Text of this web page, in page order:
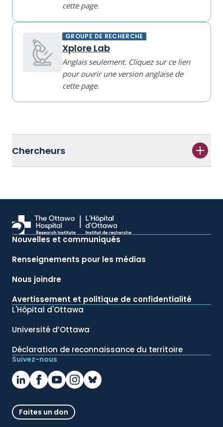
cette page.
GROUPE DE RECHERCHE
Xplore Lab
Anglais seulement. Cliquez sur ce lien
pour ouvrir une version anglaise de
cette page.
Chercheurs
Nouvelles et communiqués
Renseignements pour les médias
Nous joindre
Avertissement et politique de confidentialité
L'Hôpital d'Ottawa
Université d’Ottawa
Déclaration de reconnaissance du territoire
Suivez-nous
Faites un don